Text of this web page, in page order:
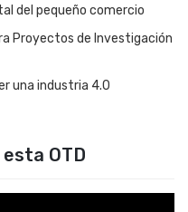
del pequeño comercio
Proyectos de Investigación
una industria 4.0
OTD